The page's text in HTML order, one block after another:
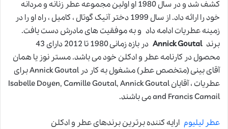
کشف شد و در سال 1980 او اولین مجموعه عطر زنانه و مردانه
خود را ارائه داد. از سال 1999 دختر آنیک گوتال ، کامیل ، راه او را در
زمینه عطریات ادامه داد و به موفقیت های مادرش دست یافت.
برندAnnick Goutal
در بازه زمانی 1980 تا 2012 دارای 43
محصول در کارنامه عطر و ادکلن خود می باشد. مستر نوز یا همان
آقای بینی (متخصص عطر) مشغول به کار در Annick Goutal برای
عطریات ، آقایان Isabelle Doyen, Camille Goutal, Annick Goutal
and Francis Camail می باشند.
عطر لیلیوم ارایه کننده برترین برندهای عطر و ادکلن